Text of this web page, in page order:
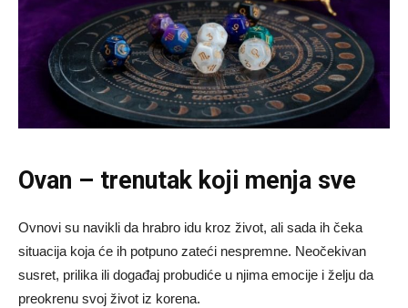
Ovan – trenutak koji menja sve
Ovnovi su navikli da hrabro idu kroz život, ali sada ih čeka
situacija koja će ih potpuno zateći nespremne. Neočekivan
susret, prilika ili događaj probudiće u njima emocije i želju da
preokrenu svoj život iz korena.